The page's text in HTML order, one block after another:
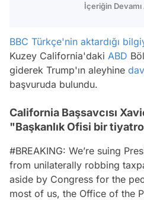
İçeriğin Devamı
BBC Türkçe'nin aktardığı
Kuzey California'daki ABD
giderek Trump'ın aleyhine
başvuruda bulundu.
California Başsavcısı
"Başkanlık Ofisi bir
#BREAKING: We’re suing
from unilaterally robbing
aside by Congress for the
most of us, the Office of the